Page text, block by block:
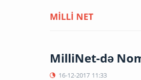
MİLLİ NET
MilliNet-də
16-12-2017 11:33